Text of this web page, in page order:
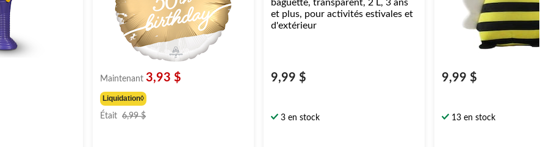
Maintenant 3,93 $
Liquidation◊
Était 6,99 $
9,99 $
3 en stock
9,99 $
13 en stock